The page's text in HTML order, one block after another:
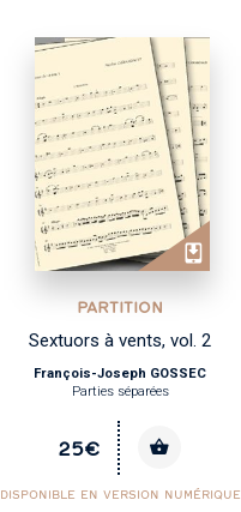
PARTITION
Sextuors à vents, vol. 2
François-Joseph GOSSEC
Parties séparées
25€
DISPONIBLE EN VERSION NUMÉRIQUE